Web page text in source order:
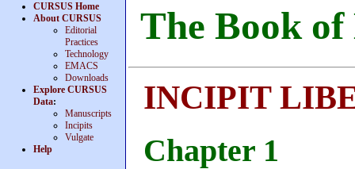
CURSUS Home
About CURSUS
Editorial
Practices
Technology
EMACS
Downloads
Explore CURSUS
Data:
Manuscripts
Incipits
Vulgate
Help
The Book of
INCIPIT
Chapter 1